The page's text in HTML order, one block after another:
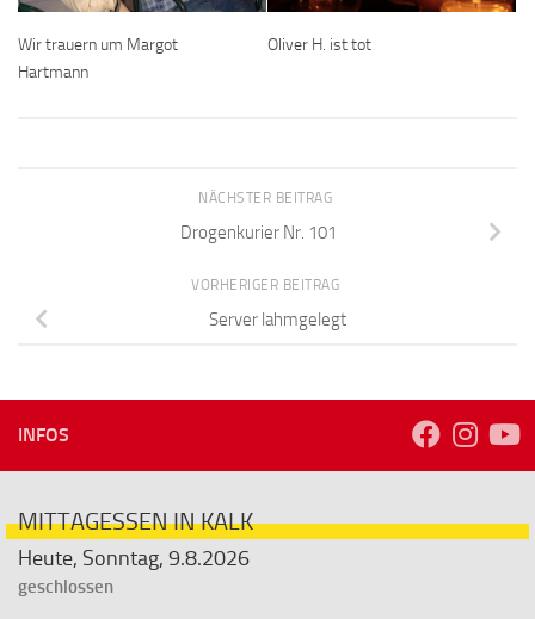
Wir trauern um Margot
Hartmann
Oliver H. ist tot
NÄCHSTER BEITRAG
Drogenkurier Nr. 101
VORHERIGER BEITRAG
Server lahmgelegt
INFOS
MITTAGESSEN IN KALK
Heute, Sonntag, 9.8.2026
geschlossen